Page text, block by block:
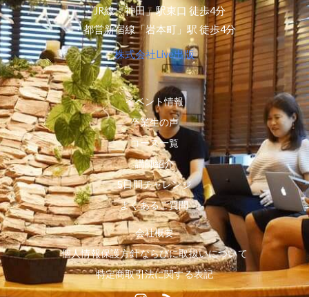
・JR線「神田」駅東口 徒歩4分
・都営新宿線「岩本町」駅 徒歩4分
株式会社Live出版
イベント情報
卒業生の声
コース一覧
講師紹介
5日間チャレンジ
よくあるご質問
会社概要
個人情報保護方針ならびに取扱いについて
特定商取引法に関する表記